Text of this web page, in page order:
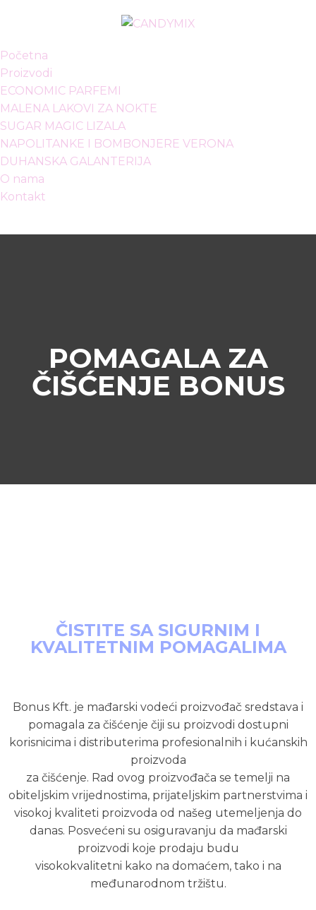
Početna
Proizvodi
ECONOMIC PARFEMI
MALENA LAKOVI ZA NOKTE
SUGAR MAGIC LIZALA
NAPOLITANKE I BOMBONJERE VERONA
DUHANSKA GALANTERIJA
O nama
Kontakt
POMAGALA ZA
ČIŠĆENJE BONUS
ČISTITE SA SIGURNIM I
KVALITETNIM POMAGALIMA
Bonus Kft. je mađarski vodeći proizvođač sredstava i
pomagala za čišćenje čiji su proizvodi dostupni
korisnicima i distributerima profesionalnih i kućanskih
proizvoda
za čišćenje. Rad ovog proizvođača se temelji na
obiteljskim vrijednostima, prijateljskim partnerstvima i
visokoj kvaliteti proizvoda od našeg utemeljenja do
danas. Posvećeni su osiguravanju da mađarski
proizvodi koje prodaju budu
visokokvalitetni kako na domaćem, tako i na
međunarodnom tržištu.